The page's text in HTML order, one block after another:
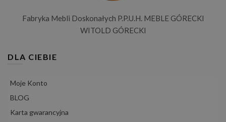
Fabryka Mebli Doskonałych P.P.U.H. MEBLE GÓRECKI
WITOLD GÓRECKI
DLA CIEBIE
Moje Konto
BLOG
Karta gwarancyjna